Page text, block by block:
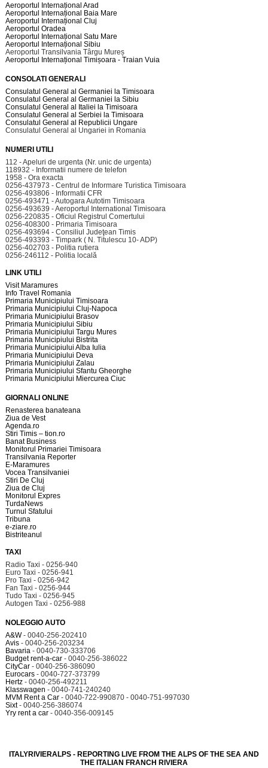
Aeroportul Internațional Arad
Aeroportul Internațional Baia Mare
Aeroportul Internațional Cluj
Aeroportul Oradea
Aeroportul Internațional Satu Mare
Aeroportul Internațional Sibiu
Aeroportul Transilvania Târgu Mureș
Aeroportul Internațional Timișoara - Traian Vuia
CONSOLATI GENERALI
Consulatul General al Germaniei la Timisoara
Consulatul General al Germaniei la Sibiu
Consulatul General al Italiei la Timisoara
Consulatul General al Serbiei la Timisoara
Consulatul General al Republicii Ungare
Consulatul General al Ungariei in Romania
NUMERI UTILI
112 - Apeluri de urgenta (Nr. unic de urgenta)
118932 - Informatii numere de telefon
1958 - Ora exacta
0256-437973 - Centrul de Informare Turistica Timisoara
0256-493806 - Informatii CFR
0256-493471 - Autogara Autotim Timisoara
0256-493639 - Aeroportul International Timisoara
0256-220835 - Oficiul Registrul Comertului
0256-408300 - Primaria Timisoara
0256-493694 - Consiliul Judeţean Timis
0256-493393 - Timpark ( N. Titulescu 10- ADP)
0256-402703 - Politia rutiera
0256-246112 - Politia locală
LINK UTILI
Visit Maramures
Info Travel Romania
Primaria Municipiului Timisoara
Primaria Municipiului Cluj-Napoca
Primaria Municipiului Brasov
Primaria Municipiului Sibiu
Primaria Municipiului Targu Mures
Primaria Municipiului Bistrita
Primaria Municipiului Alba Iulia
Primaria Municipiului Deva
Primaria Municipiului Zalau
Primaria Municipiului Sfantu Gheorghe
Primaria Municipiului Miercurea Ciuc
GIORNALI ONLINE
Renasterea banateana
Ziua de Vest
Agenda.ro
Stiri Timis – tion.ro
Banat Business
Monitorul Primariei Timisoara
Transilvania Reporter
E-Maramures
Vocea Transilvaniei
Stiri De Cluj
Ziua de Cluj
Monitorul Expres
TurdaNews
Turnul Sfatului
Tribuna
e-ziare.ro
Bistriteanul
TAXI
Radio Taxi - 0256-940
Euro Taxi - 0256-941
Pro Taxi - 0256-942
Fan Taxi - 0256-944
Tudo Taxi - 0256-945
Autogen Taxi - 0256-988
NOLEGGIO AUTO
A&W- 0040-256-202410
Avis- 0040-256-203234
Bavaria - 0040-730-333706
Budget rent-a-car- 0040-256-386022
CityCar- 0040-256-386090
Eurocars- 0040-727-373799
Hertz- 0040-256-492211
Klasswagen - 0040-741-240240
MVM Rent a Car- 0040-722-990870 - 0040-751-997030
Sixt- 0040-256-386074
Yry rent a car- 0040-356-009145
ITALYRIVIERALPS - REPORTING LIVE FROM THE ALPS OF THE SEA AND
THE ITALIAN FRANCH RIVIERA